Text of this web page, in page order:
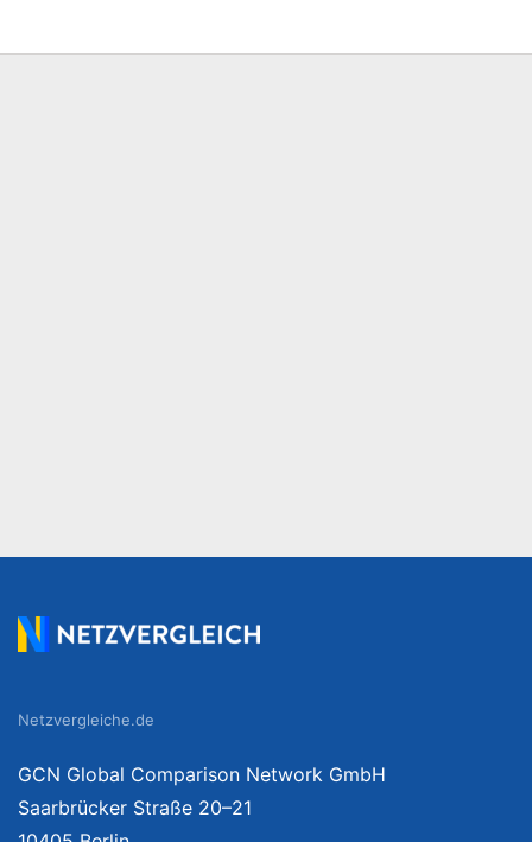
Netzvergleiche.de
GCN Global Comparison Network GmbH
Saarbrücker Straße 20–21